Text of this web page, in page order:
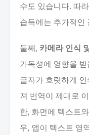
수도 있습니다. 따
습득에는 추가적인
둘째, 카메라 인식
가독성에 영향을
글자가 흐릿하게
져 번역이 제대로
한, 화면에 텍스트
우, 앱이 텍스트 영